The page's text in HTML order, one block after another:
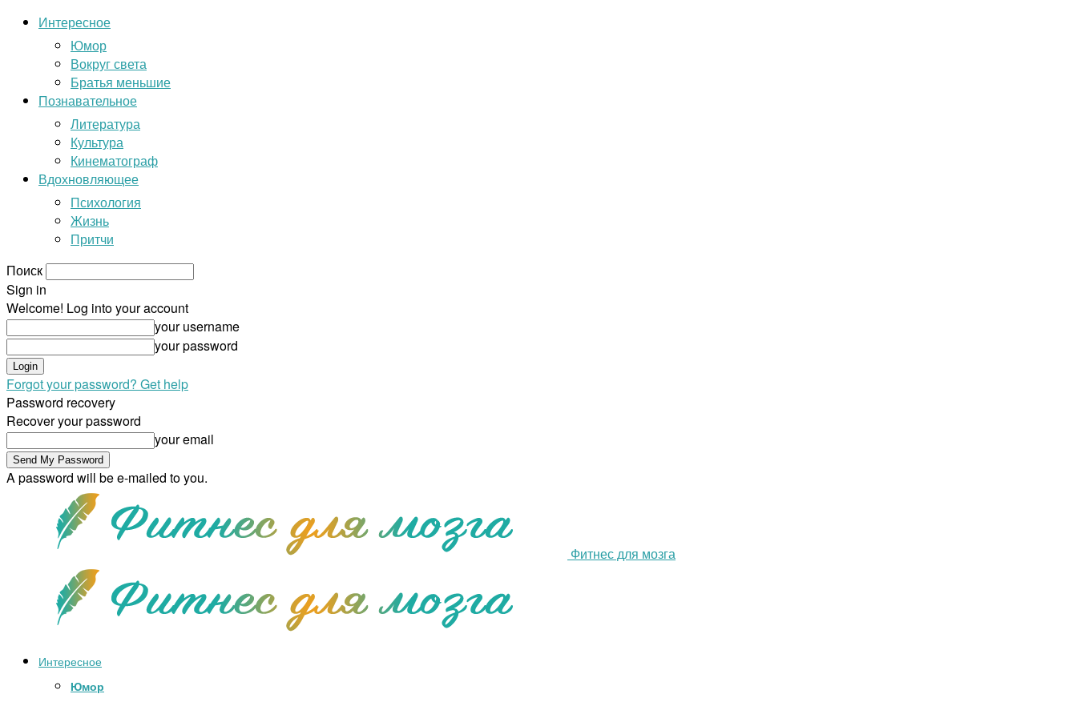
Интересное
Юмор
Вокруг света
Братья меньшие
Познавательное
Литература
Культура
Кинематограф
Вдохновляющее
Психология
Жизнь
Притчи
Поиск
Sign in
Welcome! Log into your account
your username
your password
Forgot your password? Get help
Password recovery
Recover your password
your email
A password will be e-mailed to you.
Фитнес для мозга
Интересное
Юмор